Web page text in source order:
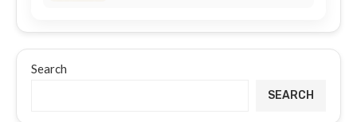
Search
SEARCH